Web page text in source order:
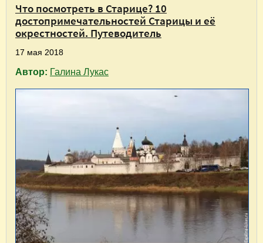
Что посмотреть в Старице? 10
достопримечательностей Старицы и её
окрестностей. Путеводитель
17 мая 2018
Автор: Галина Лукас